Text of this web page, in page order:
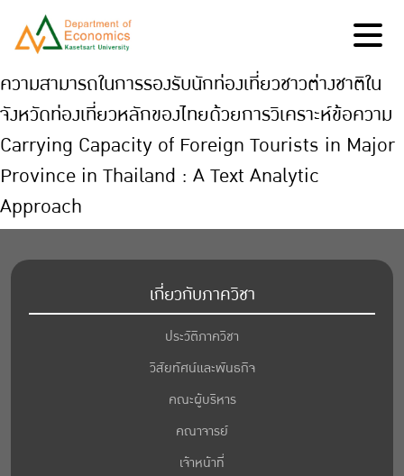
ความสามารถในการรองรับนักท่องเที่ยวชาวต่างชาติใน
จังหวัดท่องเที่ยวหลักของไทยด้วยการวิเคราะห์ข้อความ
Carrying Capacity of Foreign Tourists in Major
Province in Thailand : A Text Analytic
Approach
เกี่ยวกับภาควิชา
ประวัติภาควิชา
วิสัยทัศน์และพันธกิจ
คณะผู้บริหาร
คณาจารย์
เจ้าหน้าที่